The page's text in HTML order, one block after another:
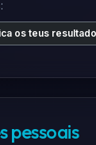
os teus
pessoais